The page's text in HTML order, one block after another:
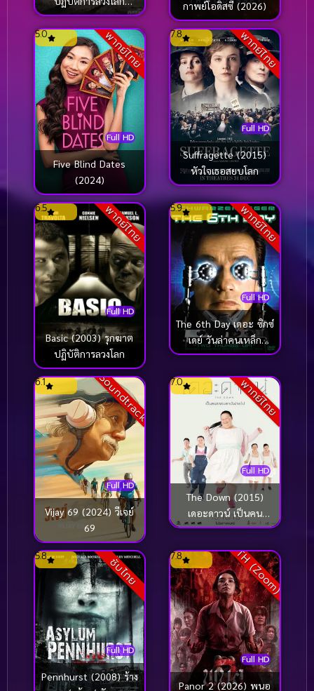
(2016)
กาพย์โอดิสซี (2026)
พากย์ไทย
Full HD
5.0
Five Blind Dates
(2024)
พากย์ไทย
Full HD
7.8
Suffragette (2015)
หัวใจเธอสยบโลก
พากย์ไทย
Full HD
6.5
Basic (2003) รุกฆาต
ปฏิบัติการลวงโลก
พากย์ไทย
Full HD
5.9
The 6th Day เดอะ ซิกซ์
เดย์ วันล่าคนเหล็ก
อหังการ (2000)
Soundtrack
Full HD
6.1
Vijay 69 (2024) วีเจย์
69
พากย์ไทย
Full HD
7.0
The Down (2015)
เดอะดาวน์ เป็นคน
ธรรมดามันง่ายไป
ซับไทย
Full HD
5.8
Pennhurst (2008) ร้าง
TH (Zoom)
Full HD
7.8
Panor 2 (2026) พนอ